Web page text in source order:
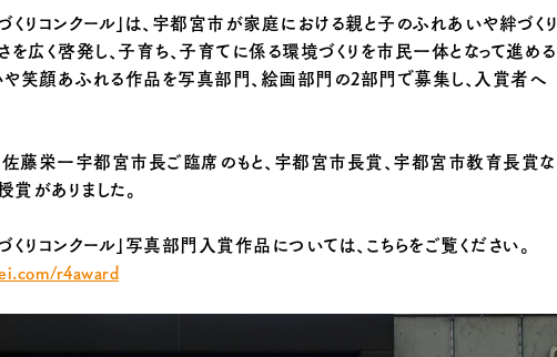
くりコンクール」は、宇都宮市が家庭における親と子のふれあいや絆づくり
広く啓発し、子育ち、子育てに係る環境づくりを市民一体となって進める
笑顔あふれる作品を写真部門、絵画部門の2部門で募集し、入賞者へ
佐藤栄一宇都宮市長ご臨席のもと、宇都宮市長賞、宇都宮市教育長賞な
がありました。
りコンクール」写真部門入賞作品については、こちらをご覧ください。
r4award